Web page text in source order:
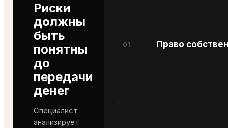
Риски
должны
быть
понятны
до
передачи
денег
Специалист
анализирует
01 Право